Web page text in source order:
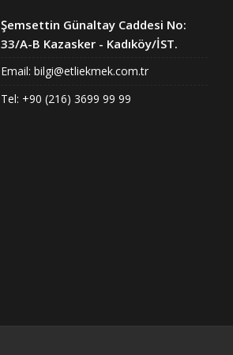
Şemsettin Günaltay Caddesi No:
33/A-B Kazasker - Kadıköy/İST.
Email: bilgi@etliekmek.com.tr
Tel: +90 (216) 3699 99 99